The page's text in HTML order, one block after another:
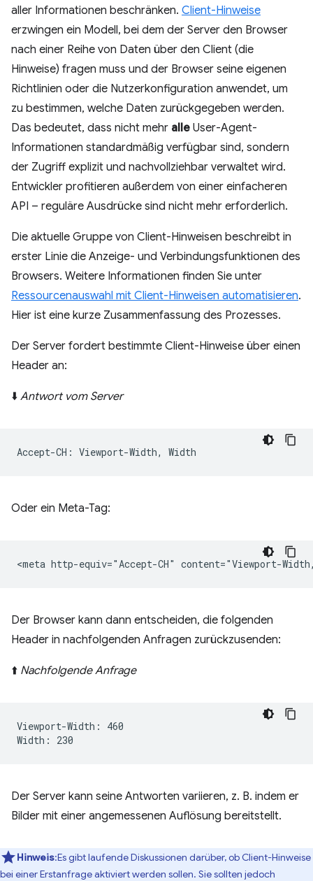
aller Informationen beschränken. Client-Hinweise
erzwingen ein Modell, bei dem der Server den Browser
nach einer Reihe von Daten über den Client (die
Hinweise) fragen muss und der Browser seine eigenen
Richtlinien oder die Nutzerkonfiguration anwendet, um
zu bestimmen, welche Daten zurückgegeben werden.
Das bedeutet, dass nicht mehr alle User-Agent-
Informationen standardmäßig verfügbar sind, sondern
der Zugriff explizit und nachvollziehbar verwaltet wird.
Entwickler profitieren außerdem von einer einfacheren
API – reguläre Ausdrücke sind nicht mehr erforderlich.
Die aktuelle Gruppe von Client-Hinweisen beschreibt in
erster Linie die Anzeige- und Verbindungsfunktionen des
Browsers. Weitere Informationen finden Sie unter
Ressourcenauswahl mit Client-Hinweisen automatisieren.
Hier ist eine kurze Zusammenfassung des Prozesses.
Der Server fordert bestimmte Client-Hinweise über einen
Header an:
⬇️ Antwort vom Server
Oder ein Meta-Tag:
Der Browser kann dann entscheiden, die folgenden
Header in nachfolgenden Anfragen zurückzusenden:
⬆️ Nachfolgende Anfrage
Viewport-Width: 460
Der Server kann seine Antworten variieren, z. B. indem er
Bilder mit einer angemessenen Auflösung bereitstellt.
Hinweis:Es gibt laufende Diskussionen darüber, ob Client-Hinweise
bei einer Erstanfrage aktiviert werden sollen. Sie sollten jedoch